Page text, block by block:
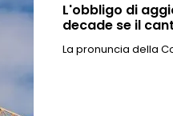
L'obbligo di
decade se il
La pronuncia della